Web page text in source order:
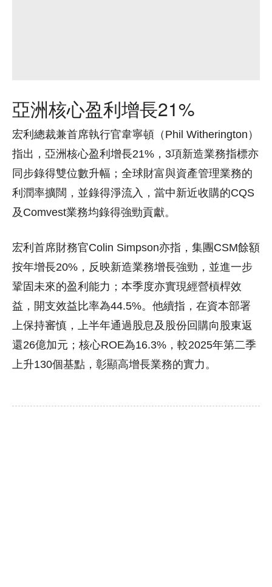
亞洲核心盈利增長21%
宏利總裁兼首席執行官韋寧頓（Phil Witherington）
指出，亞洲核心盈利增長21%，3項新造業務指標亦
同步錄得雙位數升幅；全球財富與資產管理業務的
利潤率擴闊，並錄得淨流入，當中新近收購的CQS
及Comvest業務均錄得強勁貢獻。
宏利首席財務官Colin Simpson亦指，集團CSM餘額
按年增長20%，反映新造業務增長強勁，並進一步
鞏固未來的盈利能力；本季度亦實現經營槓桿效
益，開支效益比率為44.5%。他續指，在資本部署
上保持審慎，上半年通過股息及股份回購向股東返
還26億加元；核心ROE為16.3%，較2025年第二季
上升130個基點，彰顯高增長業務的實力。